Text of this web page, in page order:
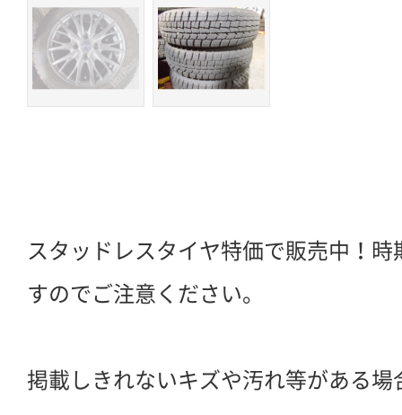
スタッドレスタイヤ特価で販売中！
すのでご注意ください。
掲載しきれないキズや汚れ等がある場